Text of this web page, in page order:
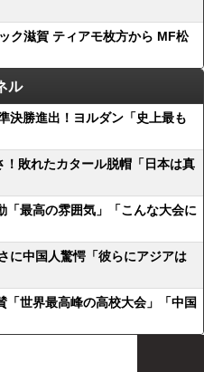
ク滋賀 ティアモ枚方から MF松
ル
決勝進出！ヨルダン「史上最も
敗れたカタール脱帽「日本は真
「最高の雰囲気」「こんな大会に
に中国人驚愕「彼らにアジアは
世界最高峰の高校大会」「中国